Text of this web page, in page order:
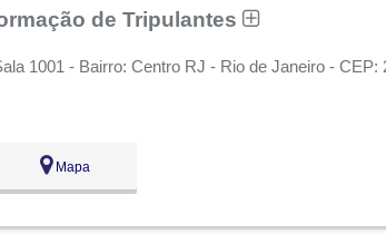
de Tripulantes
1001 - Bairro: Centro RJ - Rio de Janeiro - CEP:
Mapa